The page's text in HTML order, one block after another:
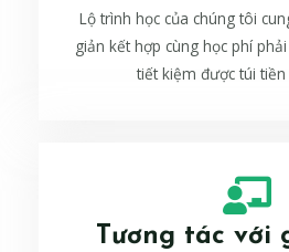
Lộ trình học của chúng tôi
giản kết hợp cùng học phí
tiết kiệm được túi tiền
Tương tác với